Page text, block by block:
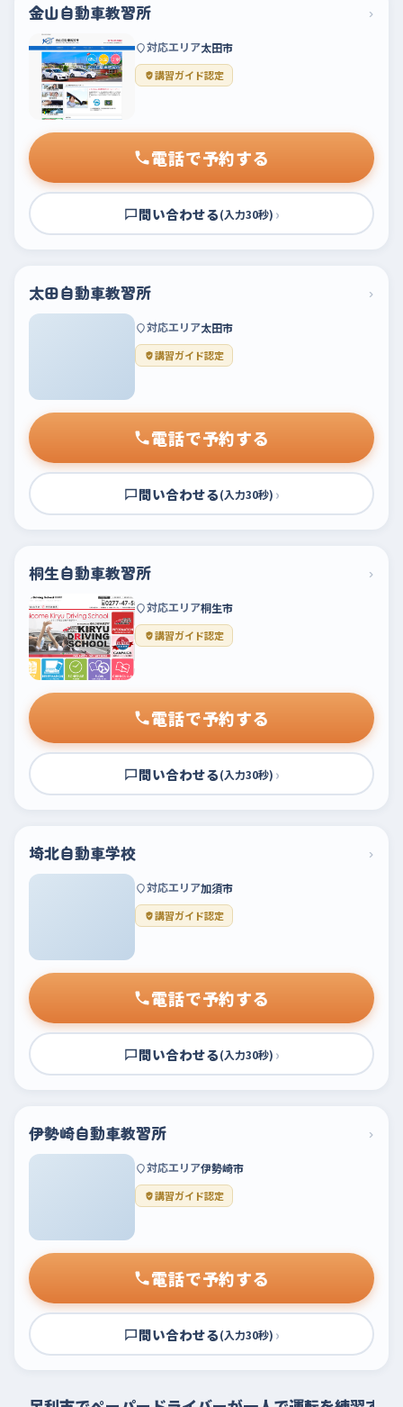
金山自動車教習所 ›
対応エリア太田市
講習ガイド認定
電話で予約する
問い合わせる(入力30秒) ›
太田自動車教習所 ›
対応エリア太田市
講習ガイド認定
電話で予約する
問い合わせる(入力30秒) ›
桐生自動車教習所 ›
対応エリア桐生市
講習ガイド認定
電話で予約する
問い合わせる(入力30秒) ›
埼北自動車学校 ›
対応エリア加須市
講習ガイド認定
電話で予約する
問い合わせる(入力30秒) ›
伊勢崎自動車教習所 ›
対応エリア伊勢崎市
講習ガイド認定
電話で予約する
問い合わせる(入力30秒) ›